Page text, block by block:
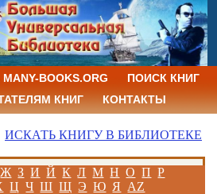
BOOKS.ORG
ПОИСК КНИГ
КНИГ
КОНТАКТЫ
ИСКАТЬ КНИГУ В БИБЛИОТЕКЕ
Ж З И Й К Л М Н О П Р
Ц Ч Ш Щ Э Ю Я AZ